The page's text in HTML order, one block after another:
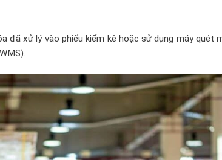
đã xử lý vào phiếu kiểm kê hoặc sử dụng máy quét